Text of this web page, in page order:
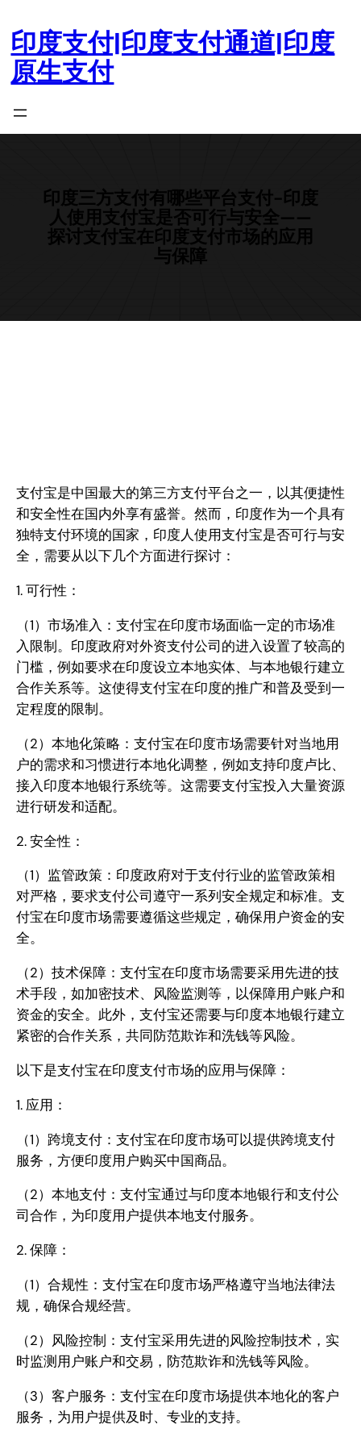
至
内印度支付|印度支付通道|印度
原生支付
印度三方支付有哪些平台支付-印度
人使用支付宝是否可行与安全——
探讨支付宝在印度支付市场的应用
与保障
支付宝是中国最大的第三方支付平台之一，以其便捷性
和安全性在国内外享有盛誉。然而，印度作为一个具有
独特支付环境的国家，印度人使用支付宝是否可行与安
全，需要从以下几个方面进行探讨：
1. 可行性：
（1）市场准入：支付宝在印度市场面临一定的市场准
入限制。印度政府对外资支付公司的进入设置了较高的
门槛，例如要求在印度设立本地实体、与本地银行建立
合作关系等。这使得支付宝在印度的推广和普及受到一
定程度的限制。
（2）本地化策略：支付宝在印度市场需要针对当地用
户的需求和习惯进行本地化调整，例如支持印度卢比、
接入印度本地银行系统等。这需要支付宝投入大量资源
进行研发和适配。
2. 安全性：
（1）监管政策：印度政府对于支付行业的监管政策相
对严格，要求支付公司遵守一系列安全规定和标准。支
付宝在印度市场需要遵循这些规定，确保用户资金的安
全。
（2）技术保障：支付宝在印度市场需要采用先进的技
术手段，如加密技术、风险监测等，以保障用户账户和
资金的安全。此外，支付宝还需要与印度本地银行建立
紧密的合作关系，共同防范欺诈和洗钱等风险。
以下是支付宝在印度支付市场的应用与保障：
1. 应用：
（1）跨境支付：支付宝在印度市场可以提供跨境支付
服务，方便印度用户购买中国商品。
（2）本地支付：支付宝通过与印度本地银行和支付公
司合作，为印度用户提供本地支付服务。
2. 保障：
（1）合规性：支付宝在印度市场严格遵守当地法律法
规，确保合规经营。
（2）风险控制：支付宝采用先进的风险控制技术，实
时监测用户账户和交易，防范欺诈和洗钱等风险。
（3）客户服务：支付宝在印度市场提供本地化的客户
服务，为用户提供及时、专业的支持。